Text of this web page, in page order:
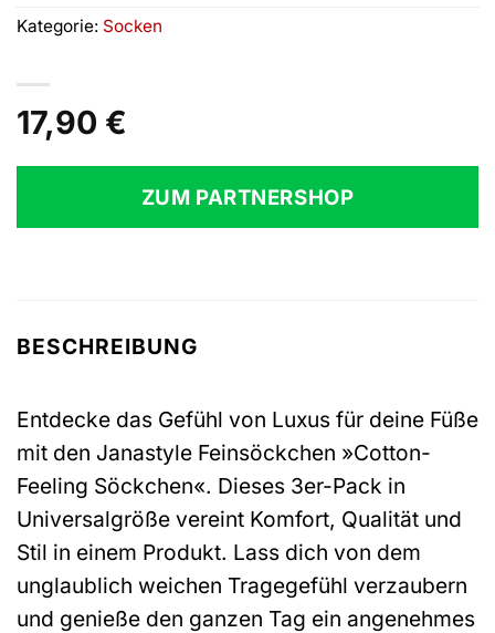
17,90 €
ZUM PARTNERSHOP
Kategorie: Socken
BESCHREIBUNG
Entdecke das Gefühl von Luxus für deine Füße
mit den Janastyle Feinsöckchen »Cotton-
Feeling Söckchen«. Dieses 3er-Pack in
Universalgröße vereint Komfort, Qualität und
Stil in einem Produkt. Lass dich von dem
unglaublich weichen Tragegefühl verzaubern
und genieße den ganzen Tag ein angenehmes